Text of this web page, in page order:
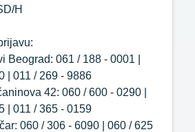
H
Beograd: 061 / 188 - 0001 |
| 011 / 269 - 9886
42: 060 / 600 - 0290 |
| 011 / 365 - 0159
060 / 306 - 6090 | 060 / 625